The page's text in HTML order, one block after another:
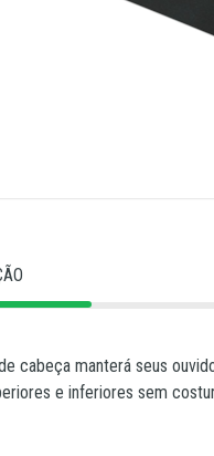
cabeça manterá seus
e inferiores sem